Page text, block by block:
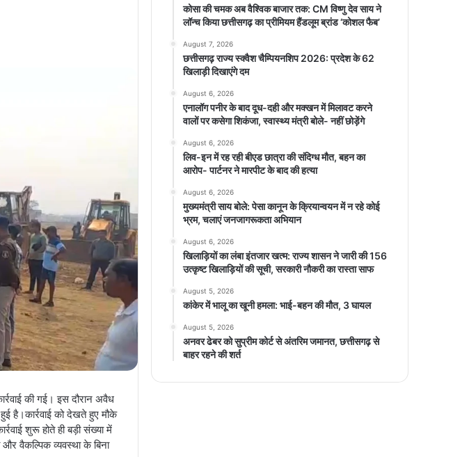
की गई। इस दौरान अवैध
है।कार्रवाई को देखते हुए मौके
शुरू होते ही बड़ी संख्या में
और वैकल्पिक व्यवस्था के बिना
कोसा की चमक अब वैश्विक बाजार तक: CM विष्णु देव साय ने
लॉन्च किया छत्तीसगढ़ का प्रीमियम हैंडलूम ब्रांड ‘कोशल फैब’
August 7, 2026
छत्तीसगढ़ राज्य स्क्वैश चैम्पियनशिप 2026: प्रदेश के 62
खिलाड़ी दिखाएंगे दम
August 6, 2026
एनालॉग पनीर के बाद दूध-दही और मक्खन में मिलावट करने
वालों पर कसेगा शिकंजा, स्वास्थ्य मंत्री बोले- नहीं छोड़ेंगे
August 6, 2026
लिव-इन में रह रही बीएड छात्रा की संदिग्ध मौत, बहन का
आरोप- पार्टनर ने मारपीट के बाद की हत्या
August 6, 2026
मुख्यमंत्री साय बोले: पेसा कानून के क्रियान्वयन में न रहे कोई
भ्रम, चलाएं जनजागरूकता अभियान
August 6, 2026
खिलाड़ियों का लंबा इंतजार खत्म: राज्य शासन ने जारी की 156
उत्कृष्ट खिलाड़ियों की सूची, सरकारी नौकरी का रास्ता साफ
August 5, 2026
कांकेर में भालू का खूनी हमला: भाई-बहन की मौत, 3 घायल
August 5, 2026
अनवर ढेबर को सुप्रीम कोर्ट से अंतरिम जमानत, छत्तीसगढ़ से
बाहर रहने की शर्त